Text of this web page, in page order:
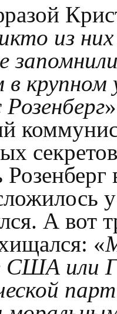
из них
в
»
А вот
«
или